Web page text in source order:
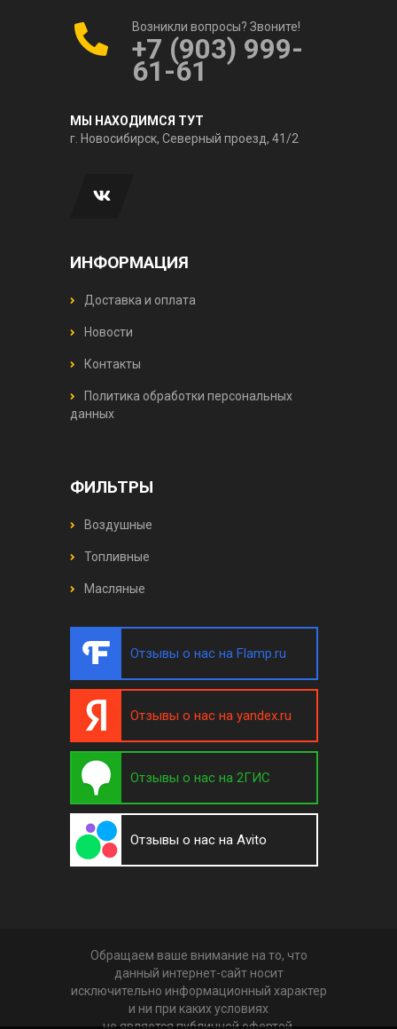
Возникли вопросы? Звоните!
+7 (903) 999-
61-61
МЫ НАХОДИМСЯ ТУТ
г. Новосибирск, Северный проезд, 41/2
ИНФОРМАЦИЯ
Доставка и оплата
Новости
Контакты
Политика обработки персональных
данных
ФИЛЬТРЫ
Воздушные
Топливные
Масляные
Отзывы о нас на Flamp.ru
Отзывы о нас на yandex.ru
Отзывы о нас на 2ГИС
Отзывы о нас на Avito
Обращаем ваше внимание на то, что
данный интернет-сайт носит
исключительно информационный характер
и ни при каких условиях